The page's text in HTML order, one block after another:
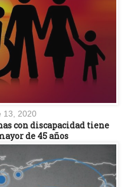
13, 2020
con discapacidad tiene
de 45 años